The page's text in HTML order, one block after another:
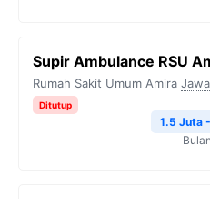
Supir Ambulance RSU
Rumah Sakit Umum Amira
Ditutup
1.5 Juta